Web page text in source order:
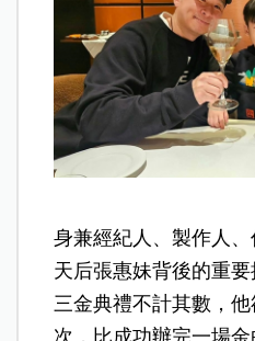
身兼經紀人、製作人
天后張惠妹背後的重
三金典禮不計其數，
次，比成功辦完一場